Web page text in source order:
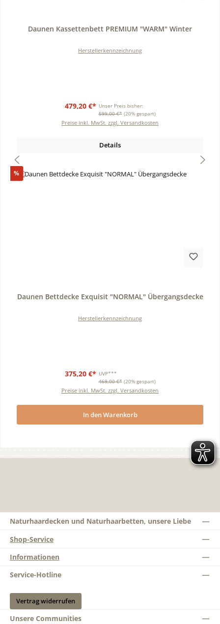
Daunen Kassettenbett PREMIUM "WARM" Winter
Herstellerkennzeichnung
479,20 €* Unser Preis bisher:
599,00 €* (20% gespart)
Preise inkl. MwSt. zzgl. Versandkosten
Details
%Rabatt
Daunen Bettdecke Exquisit "NORMAL" Übergangsdecke
Herstellerkennzeichnung
375,20 €* UVP***
469,00 €* (20% gespart)
Preise inkl. MwSt. zzgl. Versandkosten
In den Warenkorb
Naturhaardecken und Naturhaarbetten, unsere Liebe
Shop-Service
Informationen
Service-Hotline
Vertrag widerrufen
Unsere Communities